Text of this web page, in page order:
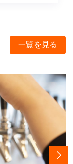
一覧を見る